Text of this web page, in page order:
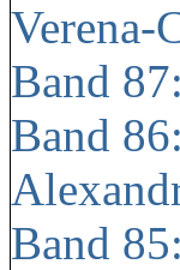
Verena-
Band
Band 86:
Band